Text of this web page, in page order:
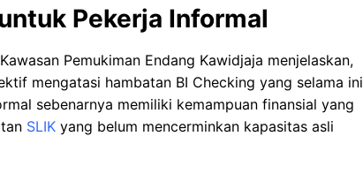
Pekerja Informal
Pemukiman Endang Kawidjaja menjelaskan,
mengatasi hambatan BI Checking yang selama ini
sebenarnya memiliki kemampuan finansial yang
SLIK yang belum mencerminkan kapasitas asli